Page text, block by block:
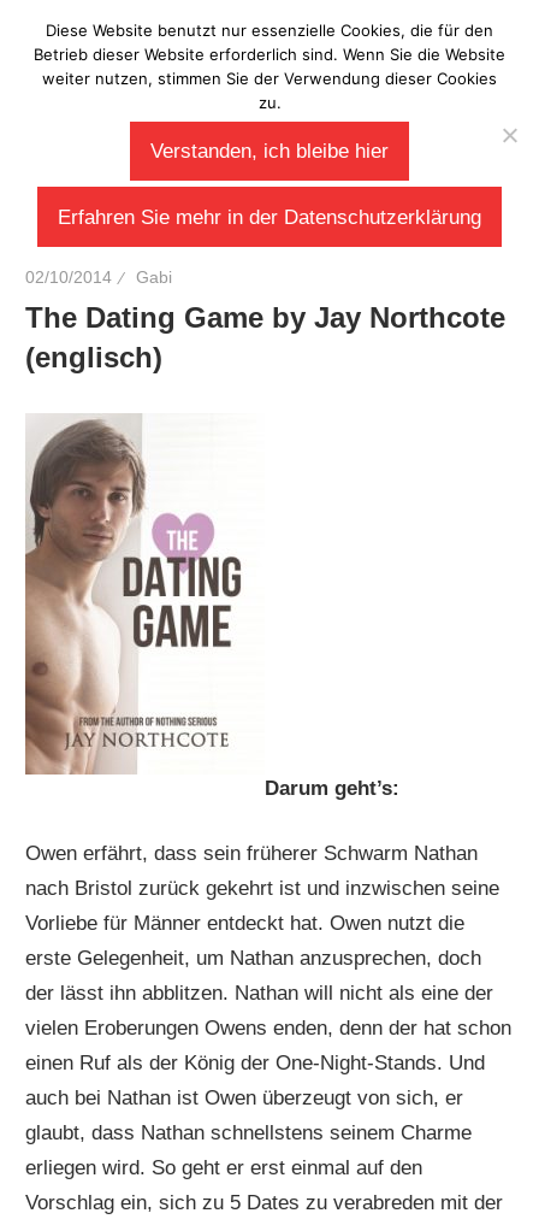
Inhalt
springen
Laberladen
02/10/2014 Gabi
The Dating Game by Jay Northcote
(englisch)
Darum geht’s:
Owen erfährt, dass sein früherer Schwarm Nathan
nach Bristol zurück gekehrt ist und inzwischen seine
Vorliebe für Männer entdeckt hat. Owen nutzt die
erste Gelegenheit, um Nathan anzusprechen, doch
der lässt ihn abblitzen. Nathan will nicht als eine der
vielen Eroberungen Owens enden, denn der hat schon
einen Ruf als der König der One-Night-Stands. Und
auch bei Nathan ist Owen überzeugt von sich, er
glaubt, dass Nathan schnellstens seinem Charme
erliegen wird. So geht er erst einmal auf den
Vorschlag ein, sich zu 5 Dates zu verabreden mit der
Diese Website benutzt nur essenzielle Cookies, die für den
Betrieb dieser Website erforderlich sind. Wenn Sie die Website
weiter nutzen, stimmen Sie der Verwendung dieser Cookies
zu.
Verstanden, ich bleibe hier
Erfahren Sie mehr in der Datenschutzerklärung